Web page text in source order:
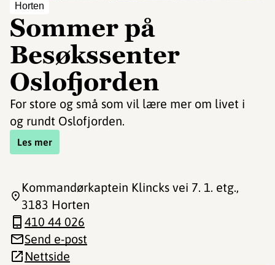
Horten
Sommer på
Besøkssenter
Oslofjorden
For store og små som vil lære mer om livet i
og rundt Oslofjorden.
Les mer
Kommandørkaptein Klincks vei 7. 1. etg.,
3183 Horten
410 44 026
Send e-post
Nettside